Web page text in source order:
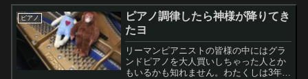
ピアノ
ピアノ調律したら神様が降りてき
たヨ
リーマンピアニストの皆様の中にはグラ
ンドピアノを大人買いしちゃった人とか
もいるかも知れません。わたくしは3年前